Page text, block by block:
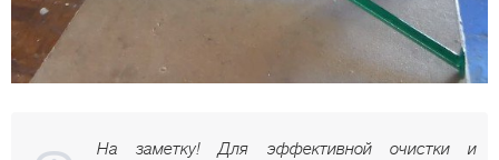
На заметку! Для эффективной очистки и